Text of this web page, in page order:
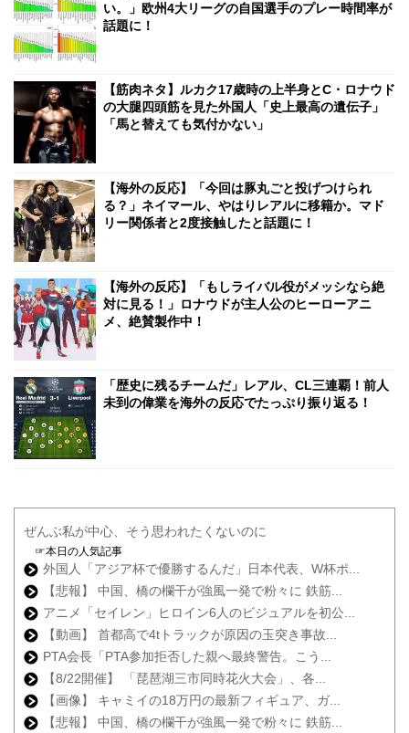
い。」欧州4大リーグの自国選手のプレー時間率が
話題に！
【筋肉ネタ】ルカク17歳時の上半身とC・ロナウド
の大腿四頭筋を見た外国人「史上最高の遺伝子」
「馬と替えても気付かない」
【海外の反応】「今回は豚丸ごと投げつけられ
る？」ネイマール、やはりレアルに移籍か。マド
リー関係者と2度接触したと話題に！
【海外の反応】「もしライバル役がメッシなら絶
対に見る！」ロナウドが主人公のヒーローアニ
メ、絶賛製作中！
「歴史に残るチームだ」レアル、CL三連覇！前人
未到の偉業を海外の反応でたっぷり振り返る！
ぜんぶ私が中心、そう思われたくないのに
☞本日の人気記事
外国人「アジア杯で優勝するんだ」日本代表、W杯ポ...
【悲報】 中国、橋の欄干が強風一発で粉々に 鉄筋...
アニメ「セイレン」ヒロイン6人のビジュアルを初公...
【動画】 首都高で4tトラックが原因の玉突き事故...
PTA会長「PTA参加拒否した親へ最終警告。こう...
【8/22開催】 「琵琶湖三市同時花火大会」、各...
【画像】 キャミイの18万円の最新フィギュア、ガ...
【悲報】 中国、橋の欄干が強風一発で粉々に 鉄筋...